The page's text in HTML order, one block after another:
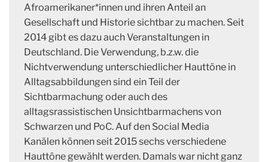
Afroamerikaner*innen und ihren Anteil an
Gesellschaft und Historie sichtbar zu machen. Seit
2014 gibt es dazu auch Veranstaltungen in
Deutschland. Die Verwendung, b.z.w. die
Nichtverwendung unterschiedlicher Hauttöne in
Alltagsabbildungen sind ein Teil der
Sichtbarmachung oder auch des
alltagsrassistischen Unsichtbarmachens von
Schwarzen und PoC. Auf den Social Media
Kanälen können seit 2015 sechs verschiedene
Hauttöne gewählt werden. Damals war nicht ganz